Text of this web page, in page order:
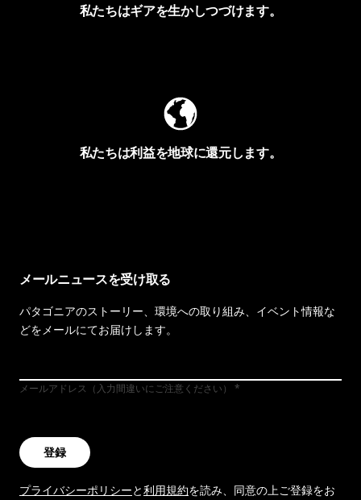
私たちはギアを生かしつづけます。
私たちは利益を地球に還元します。
メールニュースを受け取る
パタゴニアのストーリー、環境への取り組み、イベント情報な
どをメールにてお届けします。
メールアドレス（入力間違いにご注意ください）
登録
プライバシーポリシーと利用規約を読み、同意の上ご登録をお